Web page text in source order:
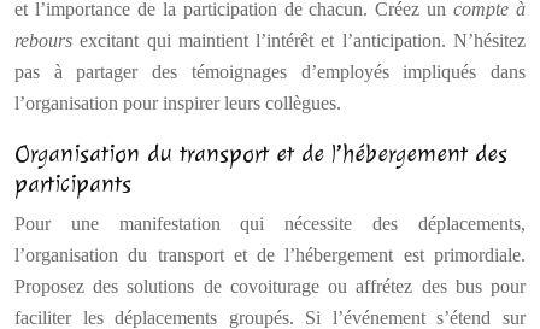
et l’importance de la participation de chacun. Créez uncompte à
reboursexcitant qui maintient l’intérêt et l’anticipation. N’hésitez
pas à partager des témoignages d’employés impliqués dans
l’organisation pour inspirer leurs collègues.
Organisation du transport et de l’hébergement des
participants
Pour une manifestation qui nécessite des déplacements,
l’organisation du transport et de l’hébergement est primordiale.
Proposez des solutions de covoiturage ou affrétez des bus pour
faciliter les déplacements groupés. Si l’événement s’étend sur